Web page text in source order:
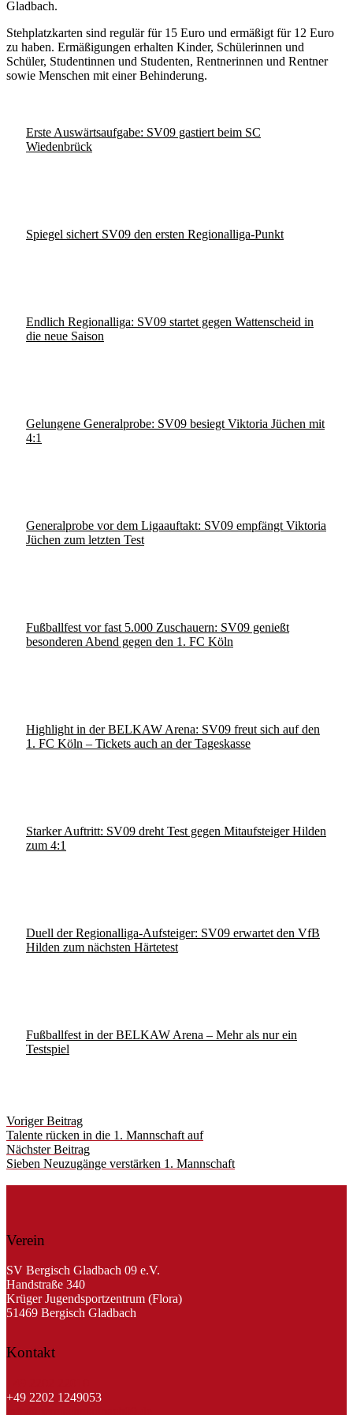
Gladbach.
Stehplatzkarten sind regulär für 15 Euro und ermäßigt für 12 Euro
zu haben. Ermäßigungen erhalten Kinder, Schülerinnen und
Schüler, Studentinnen und Studenten, Rentnerinnen und Rentner
sowie Menschen mit einer Behinderung.
Erste Auswärtsaufgabe: SV09 gastiert beim SC
Wiedenbrück
Spiegel sichert SV09 den ersten Regionalliga-Punkt
Endlich Regionalliga: SV09 startet gegen Wattenscheid in
die neue Saison
Gelungene Generalprobe: SV09 besiegt Viktoria Jüchen mit
4:1
Generalprobe vor dem Ligaauftakt: SV09 empfängt Viktoria
Jüchen zum letzten Test
Fußballfest vor fast 5.000 Zuschauern: SV09 genießt
besonderen Abend gegen den 1. FC Köln
Highlight in der BELKAW Arena: SV09 freut sich auf den
1. FC Köln – Tickets auch an der Tageskasse
Starker Auftritt: SV09 dreht Test gegen Mitaufsteiger Hilden
zum 4:1
Duell der Regionalliga-Aufsteiger: SV09 erwartet den VfB
Hilden zum nächsten Härtetest
Fußballfest in der BELKAW Arena – Mehr als nur ein
Testspiel
navigation
Voriger Beitrag
Talente rücken in die 1. Mannschaft auf
Nächster Beitrag
Sieben Neuzugänge verstärken 1. Mannschaft
Verein
SV Bergisch Gladbach 09 e.V.
Handstraße 340
Krüger Jugendsportzentrum (Flora)
51469 Bergisch Gladbach
Kontakt
+49 2202 1249053